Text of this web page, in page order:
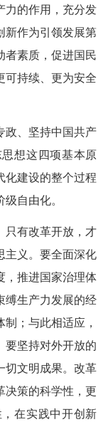
力的作用，充分发
新作为引领发展第
者素质，促进国民
可持续、更为安全
政、坚持中国共产
想这四项基本原
化建设的整个过程
自由化。
只有改革开放，才
主义。要全面深化
，推进国家治理体
缚生产力发展的经
；与此相适应，
要坚持对外开放的
切文明成果。改革
决策的科学性，更
在实践中开创新